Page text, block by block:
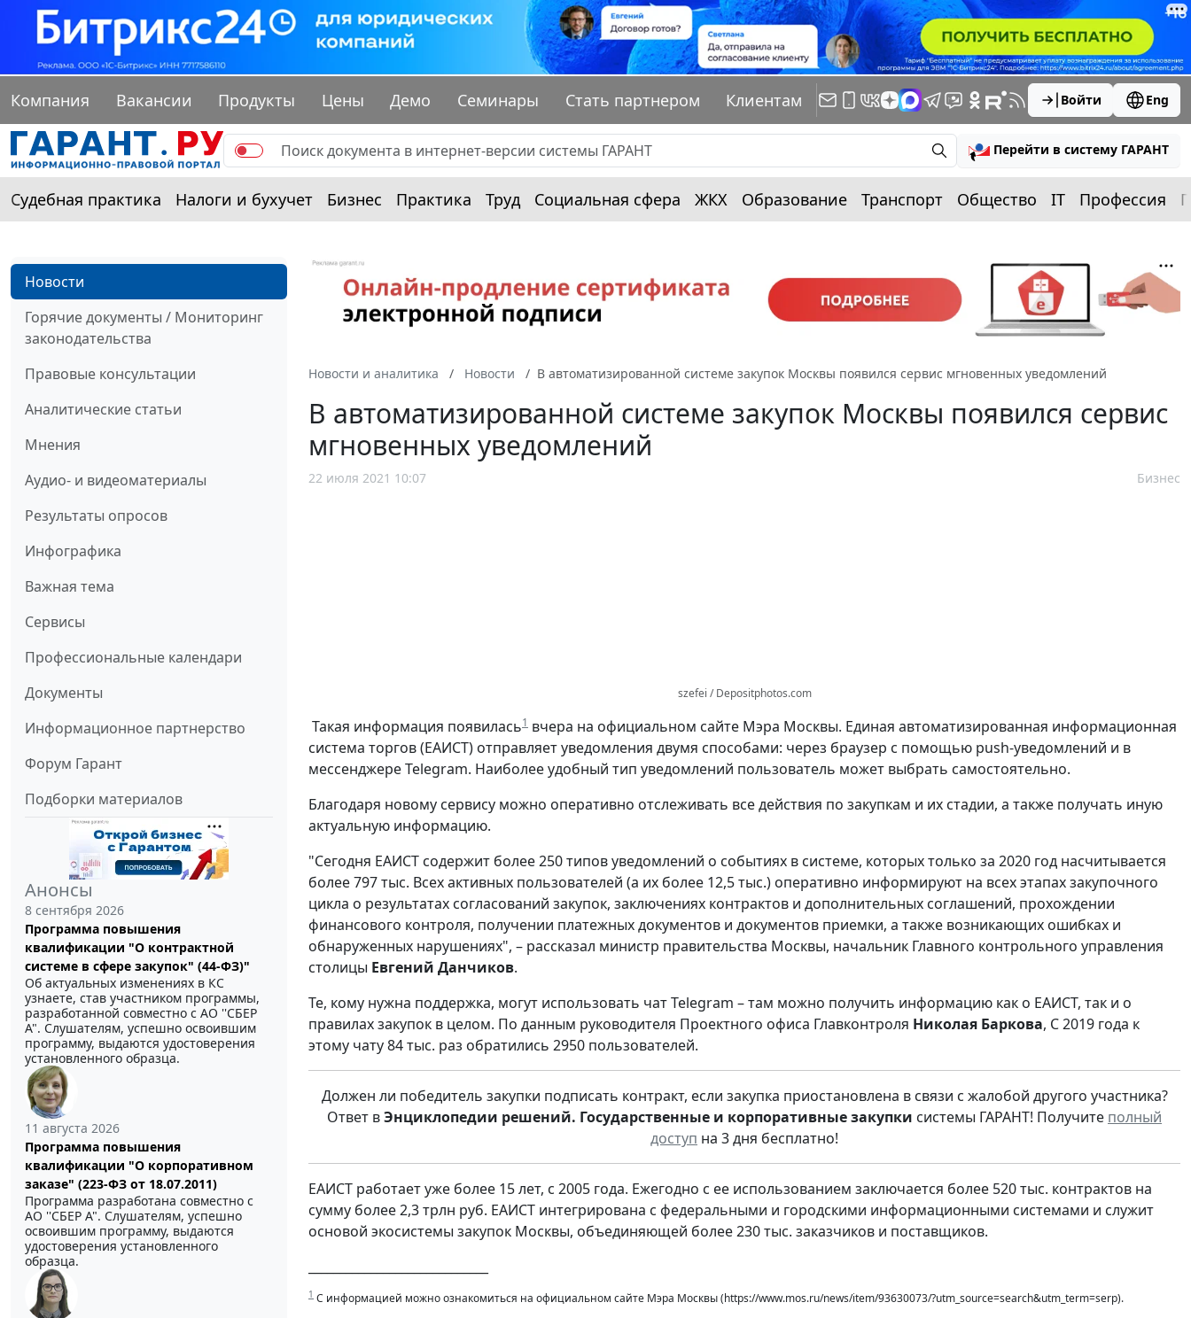
Компания Вакансии Продукты Цены Демо Семинары Стать партнером Клиентам Войти Eng
Перейти в систему ГАРАНТ
Судебная практика Налоги и бухучет Бизнес Практика Труд Социальная сфера ЖКХ Образование Транспорт Общество IT Профессия
Новости
Горячие документы / Мониторинг
законодательства
Правовые консультации
Аналитические статьи
Мнения
Аудио- и видеоматериалы
Результаты опросов
Инфографика
Важная тема
Сервисы
Профессиональные календари
Документы
Информационное партнерство
Форум Гарант
Подборки материалов
Анонсы
8 сентября 2026
Программа повышения
квалификации "О контрактной
системе в сфере закупок" (44-ФЗ)"
Об актуальных изменениях в КС
узнаете, став участником программы,
разработанной совместно с АО ''СБЕР
А". Слушателям, успешно освоившим
программу, выдаются удостоверения
установленного образца.
11 августа 2026
Программа повышения
квалификации "О корпоративном
заказе" (223-ФЗ от 18.07.2011)
Программа разработана совместно с
АО ''СБЕР А". Слушателям, успешно
освоившим программу, выдаются
удостоверения установленного
образца.
Новости и аналитика Новости В автоматизированной системе закупок Москвы появился сервис мгновенных уведомлений
В автоматизированной системе закупок Москвы появился сервис
мгновенных уведомлений
22 июля 2021 10:07 Бизнес
szefei / Depositphotos.com
Такая информация появилась1 вчера на официальном сайте Мэра Москвы. Единая автоматизированная информационная
система торгов (ЕАИСТ) отправляет уведомления двумя способами: через браузер с помощью push-уведомлений и в
мессенджере Telegram. Наиболее удобный тип уведомлений пользователь может выбрать самостоятельно.
Благодаря новому сервису можно оперативно отслеживать все действия по закупкам и их стадии, а также получать иную
актуальную информацию.
"Сегодня ЕАИСТ содержит более 250 типов уведомлений о событиях в системе, которых только за 2020 год насчитывается
более 797 тыс. Всех активных пользователей (а их более 12,5 тыс.) оперативно информируют на всех этапах закупочного
цикла о результатах согласований закупок, заключениях контрактов и дополнительных соглашений, прохождении
финансового контроля, получении платежных документов и документов приемки, а также возникающих ошибках и
обнаруженных нарушениях", – рассказал министр правительства Москвы, начальник Главного контрольного управления
столицы Евгений Данчиков.
Те, кому нужна поддержка, могут использовать чат Telegram – там можно получить информацию как о ЕАИСТ, так и о
правилах закупок в целом. По данным руководителя Проектного офиса Главконтроля Николая Баркова, С 2019 года к
этому чату 84 тыс. раз обратились 2950 пользователей.
Должен ли победитель закупки подписать контракт, если закупка приостановлена в связи с жалобой другого участника?
Ответ вЭнциклопедии решений. Государственные и корпоративные закупки системы ГАРАНТ! Получите полный
доступ на 3 дня бесплатно!
ЕАИСТ работает уже более 15 лет, с 2005 года. Ежегодно с ее использованием заключается более 520 тыс. контрактов на
сумму более 2,3 трлн руб. ЕАИСТ интегрирована с федеральными и городскими информационными системами и служит
основой экосистемы закупок Москвы, объединяющей более 230 тыс. заказчиков и поставщиков.
1 С информацией можно ознакомиться на официальном сайте Мэра Москвы (https://www.mos.ru/news/item/93630073/?utm_source=search&utm_term=serp).